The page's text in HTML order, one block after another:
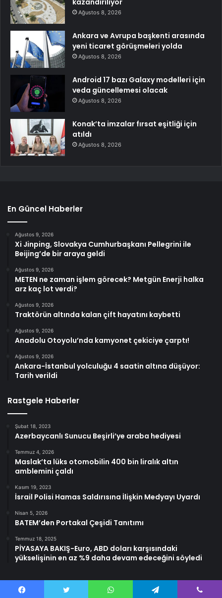
Ağustos 8, 2026
Ankara ve Avrupa başkenti arasında
yeni ticaret görüşmeleri yolda
Ağustos 8, 2026
Android 17 bazı Galaxy modelleri için
veda güncellemesi olacak
Ağustos 8, 2026
Konak’ta imzalar fırsat eşitliği için
atıldı
Ağustos 8, 2026
En Güncel Haberler
Ağustos 9, 2026
Xi Jinping, Slovakya Cumhurbaşkanı Pellegrini ile
Beijing’de bir araya geldi
Ağustos 9, 2026
METEN ne zaman işlem görecek? Metgün Enerji halka
arz kaç lot verdi?
Ağustos 9, 2026
Traktörün altında kalan çift hayatını kaybetti
Ağustos 9, 2026
Anadolu Otoyolu’nda kamyonet çekiciye çarptı!
Ağustos 9, 2026
Ankara-İstanbul yolculuğu 4 saatin altına düşüyor:
Tarih verildi
Rastgele Haberler
Şubat 18, 2023
Azerbaycanlı Sunucu Beşirli’ye araba hediyesi
Temmuz 4, 2026
Maslak’ta lüks otomobilin 400 bin liralık altın
amblemini çaldı
Kasım 19, 2023
İsrail Polisi Hamas Saldırısına İlişkin Medyayı Uyardı
Nisan 5, 2026
BATEM’den Portakal Çeşidi Tanıtımı
Temmuz 18, 2025
PİYASAYA BAKIŞ-Euro, ABD doları karşısındaki
yükselişinin en az %9 daha devam edeceğini söyledi